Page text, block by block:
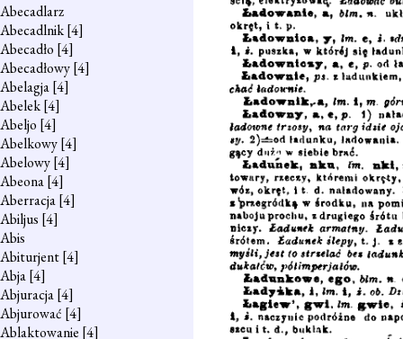
Abecadlarz
Abecadlnik[4]
Abecadło [4]
Abecadłowy[4]
Abelagja[4]
Abelek[4]
Abeljo [4]
Abelkowy[4]
Abelowy[4]
Abeona[4]
Aberracja[4]
Abiljus [4]
Abis
Abiturjent[4]
Abja[4]
Abjuracja[4]
Abjurować [4]
Ablaktowanie [4]